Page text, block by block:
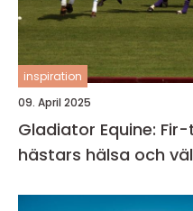
inspiration
09. April 2025
Gladiator Equine:
hästars hälsa och